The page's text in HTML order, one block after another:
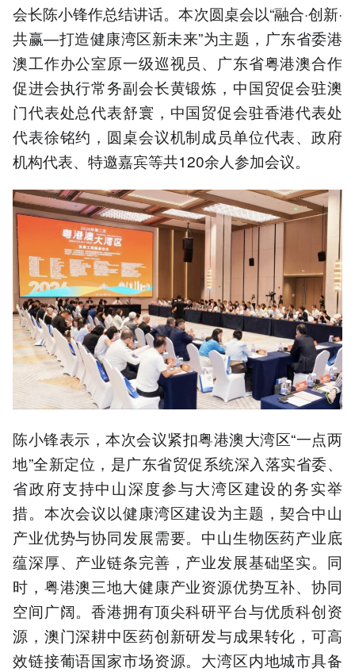
会长陈小锋作总结讲话。本次圆桌会以“融合·创新·
共赢—打造健康湾区新未来”为主题，广东省委港
澳工作办公室原一级巡视员、广东省粤港澳合作
促进会执行常务副会长黄锻炼，中国贸促会驻澳
门代表处总代表舒寰，中国贸促会驻香港代表处
代表徐铭约，圆桌会议机制成员单位代表、政府
机构代表、特邀嘉宾等共120余人参加会议。
陈小锋表示，本次会议紧扣粤港澳大湾区“一点两
地”全新定位，是广东省贸促系统深入落实省委、
省政府支持中山深度参与大湾区建设的务实举
措。本次会议以健康湾区建设为主题，契合中山
产业优势与协同发展需要。中山生物医药产业底
蕴深厚、产业链条完善，产业发展基础坚实。同
时，粤港澳三地大健康产业资源优势互补、协同
空间广阔。香港拥有顶尖科研平台与优质科创资
源，澳门深耕中医药创新研发与成果转化，可高
效链接葡语国家市场资源。大湾区内地城市具备